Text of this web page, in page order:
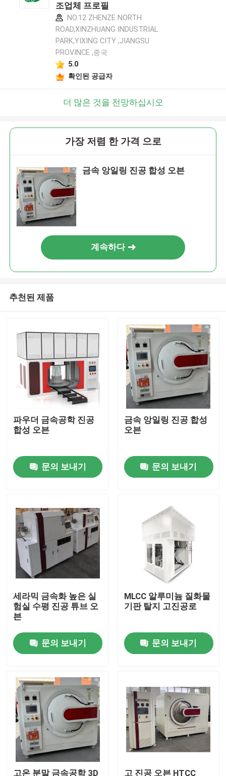
제품
우리에 대하여
공장 여행
품질 관리
소식
경우
인용문을 요구하세요
롤러 단조로
푸셔 전기로
조업체 프로필
NO.12 ZHENZE NORTH
ROAD,XINZHUANG INDUSTRIAL
PARK,YIXING CITY ,JIANGSU
PROVINCE ,중국
5.0
확인된 공급자
더 많은 것을 전망하십시오
가장 저렴 한 가격 으로
금속 앙일링 진공 합성 오븐
계속하다
추천된 제품
파우더 금속공학 진공
합성 오븐
문의 보내기
금속 앙일링 진공 합성
오븐
문의 보내기
세라믹 금속화 높은 실
험실 수평 진공 튜브 오
븐
문의 보내기
MLCC 알루미늄 질화물
기판 탈지 고진공로
문의 보내기
고온 분말 금속공학 3D 고 진공 오븐 HTCC